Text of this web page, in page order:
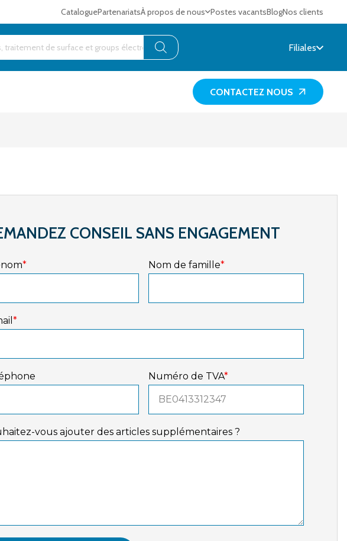
CataloguePartenariatsÀ propos de nous Postes vacantsBlogNos clients
Filiales
CONTACTEZ NOUS
CONSEIL SANS ENGAGEMENT
* Nom de famille*
*
Numéro de TVA*
vous ajouter des articles supplémentaires ?